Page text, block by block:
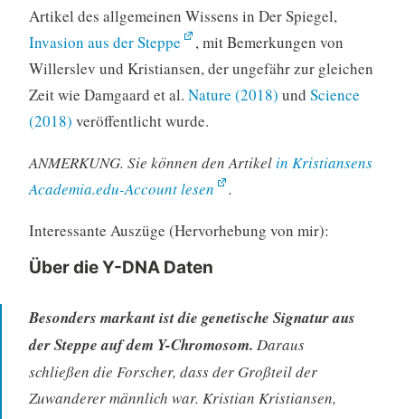
Artikel des allgemeinen Wissens in Der Spiegel,
Invasion aus der Steppe
, mit Bemerkungen von
Willerslev und Kristiansen, der ungefähr zur gleichen
Zeit wie Damgaard et al. Nature (2018) und Science
(2018) veröffentlicht wurde.
ANMERKUNG. Sie können den Artikelin Kristiansens
Academia.edu-Account lesen
.
Interessante Auszüge (Hervorhebung von mir):
Über die Y-DNA Daten
Besonders markant ist die genetische Signatur aus
der Steppe auf dem Y-Chromosom. Daraus
schließen die Forscher, dass der Großteil der
Zuwanderer männlich war. Kristian Kristiansen,